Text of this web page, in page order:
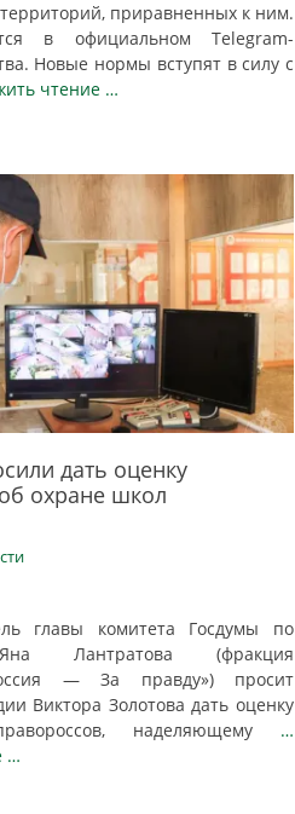
приравненных к ним.
в официальном Telegram-
Новые нормы вступят в силу с
чтение …
дать оценку
охране школ
главы комитета Госдумы по
Лантратова (фракция
— За правду») просит
Виктора Золотова дать оценку
наделяющему …
…